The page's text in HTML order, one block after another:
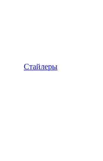
Стайлеры